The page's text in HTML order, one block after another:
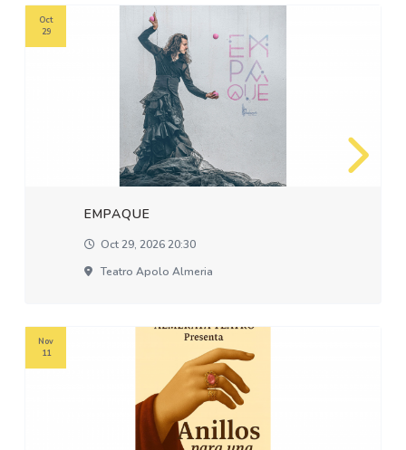
EMPAQUE
Oct 29, 2026 20:30
Teatro Apolo Almeria
Oct
29
Nov
11